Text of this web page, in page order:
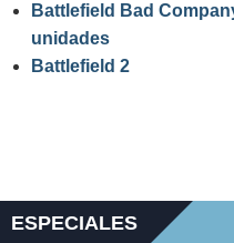
Battlefield Bad
unidades
Battlefield 2
ESPECIALES